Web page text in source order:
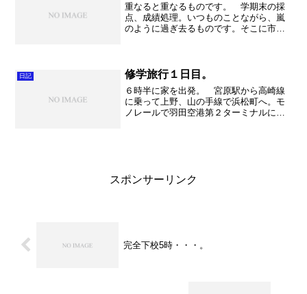
重なると重なるものです。 学期末の採
点、成績処理。いつものことながら、嵐
のように過ぎ去るものです。そこに市民
さまが長期離脱。（とうと...
日記 修学旅行１日目。
６時半に家を出発。 宮原駅から高崎線
に乗って上野、山の手線で浜松町へ。モ
ノレールで羽田空港第２ターミナルに８
スポンサーリンク
完全下校5時・・・。